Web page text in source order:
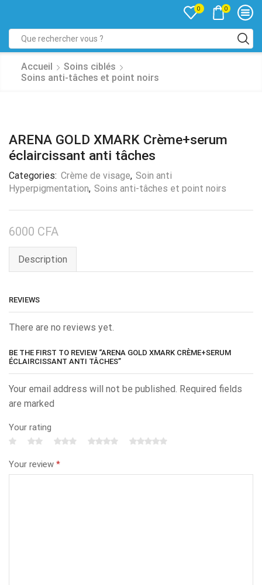
0 0
Accueil
Soins ciblés
Soins anti-tâches et point noirs
ARENA GOLD XMARK Crème+serum
éclaircissant anti tâches
Categories: Crème de visage, Soin anti
Hyperpigmentation, Soins anti-tâches et point noirs
6000 CFA
Description
REVIEWS
There are no reviews yet.
BE THE FIRST TO REVIEW “ARENA GOLD XMARK CRÈME+SERUM
ÉCLAIRCISSANT ANTI TÂCHES”
Your email address will not be published. Required fields
are marked
Your rating
Your review *